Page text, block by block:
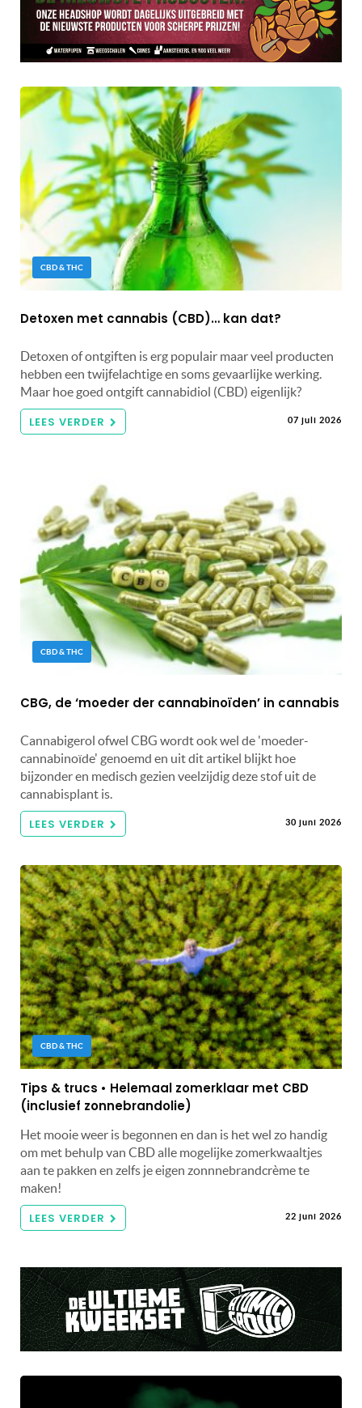
CBD & THC
Detoxen met cannabis (CBD)… kan dat?
Detoxen of ontgiften is erg populair maar veel producten
hebben een twijfelachtige en soms gevaarlijke werking.
Maar hoe goed ontgift cannabidiol (CBD) eigenlijk?
LEES VERDER 07 juli 2026
CBD & THC
CBG, de ‘moeder der cannabinoïden’ in cannabis
Cannabigerol ofwel CBG wordt ook wel de 'moeder-
cannabinoïde' genoemd en uit dit artikel blijkt hoe
bijzonder en medisch gezien veelzijdig deze stof uit de
cannabisplant is.
LEES VERDER 30 juni 2026
CBD & THC
Tips & trucs • Helemaal zomerklaar met CBD
(inclusief zonnebrandolie)
Het mooie weer is begonnen en dan is het wel zo handig
om met behulp van CBD alle mogelijke zomerkwaaltjes
aan te pakken en zelfs je eigen zonnnebrandcrème te
maken!
LEES VERDER 22 juni 2026